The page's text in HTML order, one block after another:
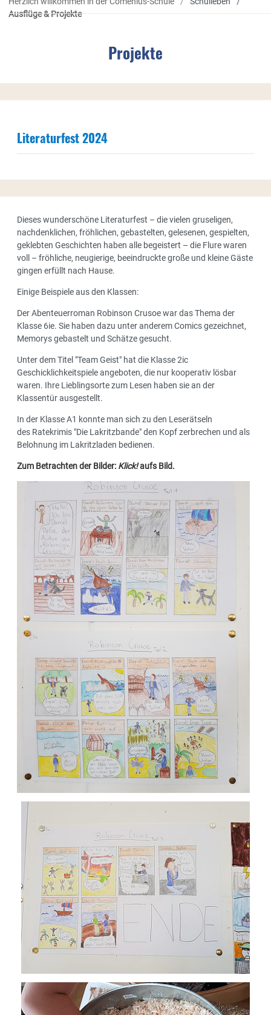
Ausflüge & Projekte
Projekte
Literaturfest 2024
Dieses wunderschöne Literaturfest – die vielen gruseligen,
nachdenklichen, fröhlichen, gebastelten, gelesenen, gespielten,
geklebten Geschichten haben alle begeistert – die Flure waren
voll – fröhliche, neugierige, beeindruckte große und kleine Gäste
gingen erfüllt nach Hause.
Einige Beispiele aus den Klassen:
Der Abenteuerroman Robinson Crusoe war das Thema der
Klasse 6ie. Sie haben dazu unter anderem Comics gezeichnet,
Memorys gebastelt und Schätze gesucht.
Unter dem Titel "Team Geist" hat die Klasse 2ic
Geschicklichkeitspiele angeboten, die nur kooperativ lösbar
waren. Ihre Lieblingsorte zum Lesen haben sie an der
Klassentür ausgestellt.
In der Klasse A1 konnte man sich zu den Leserätseln
des Ratekrimis "Die Lakritzbande" den Kopf zerbrechen und als
Belohnung im Lakritzladen bedienen.
Zum Betrachten der Bilder: Klick!aufs Bild.